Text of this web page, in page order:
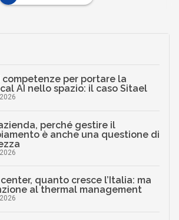
competenze per portare la
AI nello spazio: il caso Sitael
perché gestire il
è anche una questione di
quanto cresce l’Italia: ma
al thermal management